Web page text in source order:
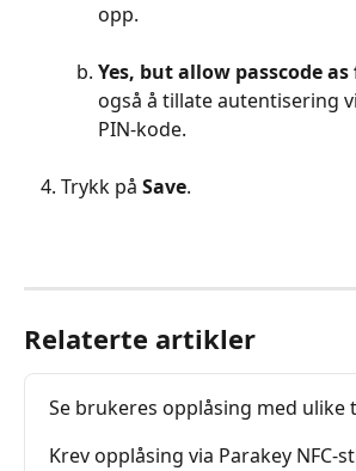
opp.
Yes, but allow passcode
også å tillate autentisering
PIN-kode.
Trykk på Save.
Relaterte artikler
Se brukeres opplåsing med ulike
Krev opplåsing via Parakey NFC-